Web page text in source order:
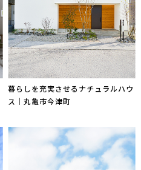
暮らしを充実させるナチュラルハウ
ス｜丸亀市今津町